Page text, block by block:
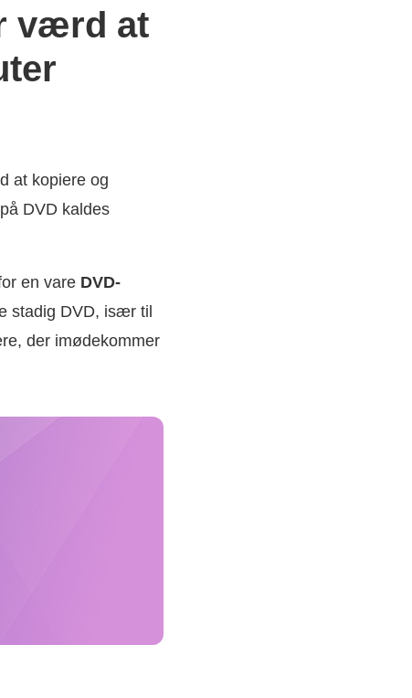
værd at
at kopiere og
DVD kaldes
en vare DVD-
stadig DVD, især til
der imødekommer